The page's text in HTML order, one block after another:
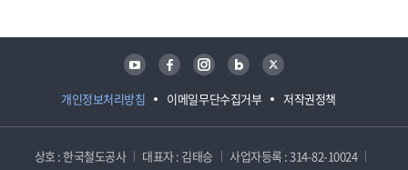
개인정보처리방침 이메일무단수집거부 저작권정책
유튜브 페이스북 인스타그램 블로그 트위터
상호 : 한국철도공사 대표자 : 김태승
사업자등록 : 314-82-10024